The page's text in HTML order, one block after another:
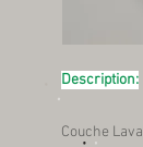
Description:
Couche